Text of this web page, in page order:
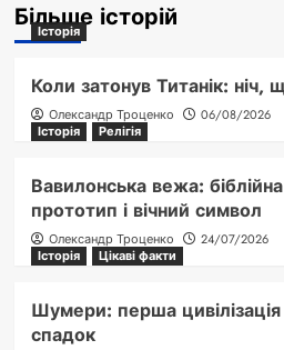
Більше історій
Історія
Коли затонув Титанік: ніч,
Олександр Троценко
06/08/2026
Історія
Релігія
Вавилонська вежа:
прототип і вічний символ
Олександр Троценко
24/07/2026
Історія
Цікаві факти
Шумери: перша цивілізація
спадок